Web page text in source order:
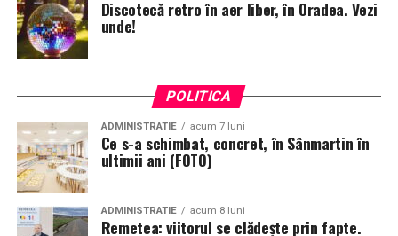
Discotecă retro în aer liber, în Oradea. Vezi
unde!
POLITICA
ADMINISTRATIE acum 7 luni
Ce s-a schimbat, concret, în Sânmartin în
ultimii ani (FOTO)
ADMINISTRATIE acum 8 luni
Remetea: viitorul se clădește prin fapte.